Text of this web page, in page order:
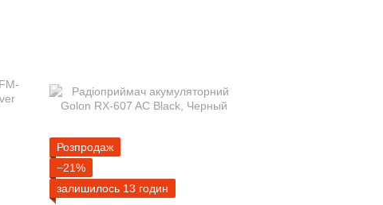
Розпродаж
−21%
залишилось 13 годин